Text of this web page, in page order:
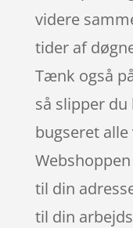
videre
tider af
Tænk også
så slipper
bugseret
til din
til din